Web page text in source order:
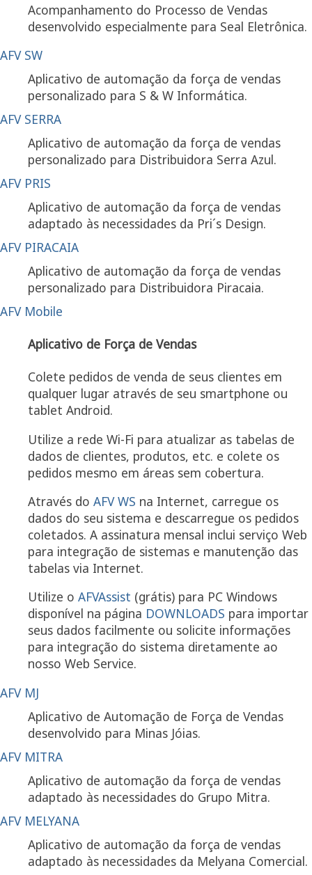
Acompanhamento do Processo de Vendas
desenvolvido especialmente para Seal Eletrônica.
AFV SW
Aplicativo de automação da força de vendas
personalizado para S & W Informática.
AFV SERRA
Aplicativo de automação da força de vendas
personalizado para Distribuidora Serra Azul.
AFV PRIS
Aplicativo de automação da força de vendas
adaptado às necessidades da Pri´s Design.
AFV PIRACAIA
Aplicativo de automação da força de vendas
personalizado para Distribuidora Piracaia.
AFV Mobile
Aplicativo de Força de Vendas
Colete pedidos de venda de seus clientes em
qualquer lugar através de seu smartphone ou
tablet Android.
Utilize a rede Wi-Fi para atualizar as tabelas de
dados de clientes, produtos, etc. e colete os
pedidos mesmo em áreas sem cobertura.
Através do AFV WS na Internet, carregue os
dados do seu sistema e descarregue os pedidos
coletados. A assinatura mensal inclui serviço Web
para integração de sistemas e manutenção das
tabelas via Internet.
Utilize o AFVAssist (grátis) para PC Windows
disponível na página DOWNLOADS para importar
seus dados facilmente ou solicite informações
para integração do sistema diretamente ao
nosso Web Service.
AFV MJ
Aplicativo de Automação de Força de Vendas
desenvolvido para Minas Jóias.
AFV MITRA
Aplicativo de automação da força de vendas
adaptado às necessidades do Grupo Mitra.
AFV MELYANA
Aplicativo de automação da força de vendas
adaptado às necessidades da Melyana Comercial.